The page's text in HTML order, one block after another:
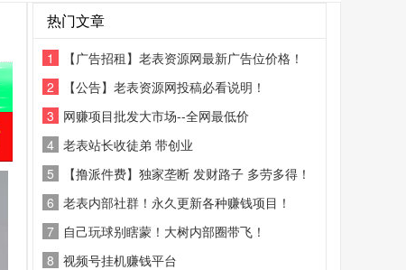
热门文章
1
【广告招租】老表资源网最新广告位价格！
2
【公告】老表资源网投稿必看说明！
3 网赚项目批发大市场--全网最低价
4 老表站长收徒弟 带创业
5
【撸派件费】独家垄断 发财路子 多劳多得！
6 老表内部社群！永久更新各种赚钱项目！
7 自己玩球别瞎蒙！大树内部圈带飞！
8 视频号挂机赚钱平台